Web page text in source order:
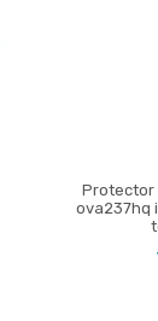
Protector
ova237hq